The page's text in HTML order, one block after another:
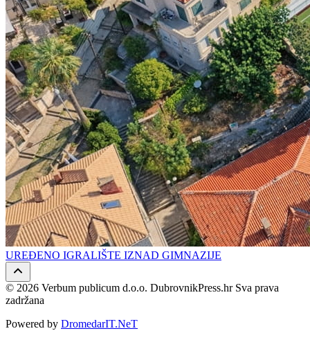
UREĐENO IGRALIŠTE IZNAD GIMNAZIJE
© 2026 Verbum publicum d.o.o. DubrovnikPress.hr Sva prava
zadržana
Powered by DromedarIT.NeT